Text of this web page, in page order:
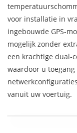
voor installatie in
ingebouwde GPS-
mogelijk zonder
een krachtige dual-
waardoor u
vanuit uw voertuig.